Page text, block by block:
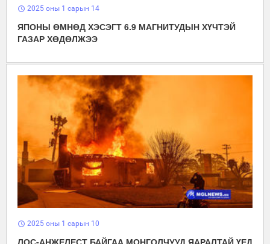
schedule 2025 оны 1 сарын 14
ЯПОНЫ ӨМНӨД ХЭСЭГТ 6.9 МАГНИТУДЫН ХҮЧТЭЙ
ГАЗАР ХӨДӨЛЖЭЭ
schedule 2025 оны 1 сарын 10
ЛОС-АНЖЕЛЕСТ БАЙГАА МОНГОЛЧУУД ЯАРАЛТАЙ ҮЕД